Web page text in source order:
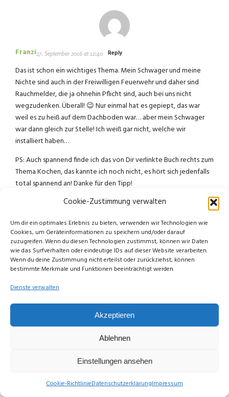
Cookie-Zustimmung verwalten
Um dir ein optimales Erlebnis zu bieten, verwenden wir Technologien wie
Cookies, um Geräteinformationen zu speichern und/oder darauf
zuzugreifen. Wenn du diesen Technologien zustimmst, können wir Daten
wie das Surfverhalten oder eindeutige IDs auf dieser Website verarbeiten.
Wenn du deine Zustimmung nicht erteilst oder zurückziehst, können
bestimmte Merkmale und Funktionen beeinträchtigt werden.
Dienste verwalten
Akzeptieren
Ablehnen
Einstellungen ansehen
Cookie-RichtlinieDatenschutzerklärungImpressum
Franzi27. September 2016 at 12:40 Reply
Das ist schon ein wichtiges Thema. Mein Schwager und meine
Nichte sind auch in der Freiwilligen Feuerwehr und daher sind
Rauchmelder, die ja ohnehin Pflicht sind, auch bei uns nicht
wegzudenken. Überall! 😉 Nur einmal hat es gepiept, das war
weil es zu heiß auf dem Dachboden war… aber mein Schwager
war dann gleich zur Stelle! Ich weiß gar nicht, welche wir
installiert haben…
PS: Auch spannend finde ich das von Dir verlinkte Buch rechts zum
Thema Kochen, das kannte ich noch nicht, es hört sich jedenfalls
total spannend an! Danke für den Tipp!
Asche auf mein Haupt, hatte dich mal verlinkt und mein Umzug
Wordpress ging es verloren- das hole ich gleich mal nach!
Liebe Grüße
Franzi
10. October 2016 at 17:12
geworden 🙂 Auch wenn bei uns die